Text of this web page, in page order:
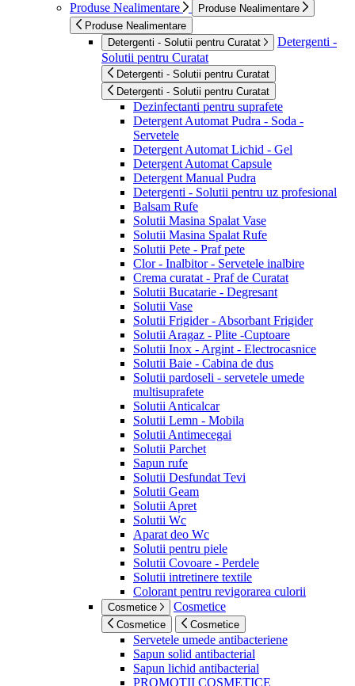
Produse Nealimentare
Produse Nealimentare
Produse Nealimentare
Detergenti - Solutii pentru Curatat
Detergenti -
Solutii pentru Curatat
Detergenti - Solutii pentru Curatat
Detergenti - Solutii pentru Curatat
Dezinfectanti pentru suprafete
Detergent Automat Pudra - Soda -
Servetele
Detergent Automat Lichid - Gel
Detergent Automat Capsule
Detergent Manual Pudra
Detergenti - Solutii pentru uz profesional
Balsam Rufe
Solutii Masina Spalat Vase
Solutii Masina Spalat Rufe
Solutii Pete - Praf pete
Clor - Inalbitor - Servetele inalbire
Crema curatat - Praf de Curatat
Solutii Bucatarie - Degresant
Solutii Vase
Solutii Frigider - Absorbant Frigider
Solutii Aragaz - Plite -Cuptoare
Solutii Inox - Argint - Electrocasnice
Solutii Baie - Cabina de dus
Solutii pardoseli - servetele umede
multisuprafete
Solutii Anticalcar
Solutii Lemn - Mobila
Solutii Antimecegai
Solutii Parchet
Sapun rufe
Solutii Desfundat Tevi
Solutii Geam
Solutii Apret
Solutii Wc
Aparat deo Wc
Solutii pentru piele
Solutii Covoare - Perdele
Solutii intretinere textile
Colorant pentru revigorarea culorii
Cosmetice Cosmetice
Cosmetice Cosmetice
Servetele umede antibacteriene
Sapun solid antibacterial
Sapun lichid antibacterial
PROMOTII COSMETICE